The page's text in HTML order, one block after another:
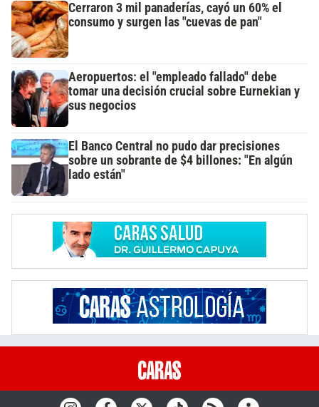
Cerraron 3 mil panaderías, cayó un 60% el
consumo y surgen las "cuevas de pan"
Aeropuertos: el "empleado fallado" debe
tomar una decisión crucial sobre Eurnekian y
sus negocios
El Banco Central no pudo dar precisiones
sobre un sobrante de $4 billones: "En algún
lado están"